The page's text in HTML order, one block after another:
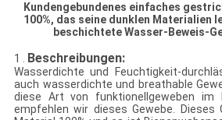
Kundengebundenes einfaches
100%, das seine dunklen Materialien
beschichtete Wasser-Beweis-
1 . Beschreibungen:
Wasserdichte und Feuchtigkeit-
auch wasserdichte und breathable
diese Art von funktionellgeweben im
empfehlen wir dieses Gewebe. Dieses